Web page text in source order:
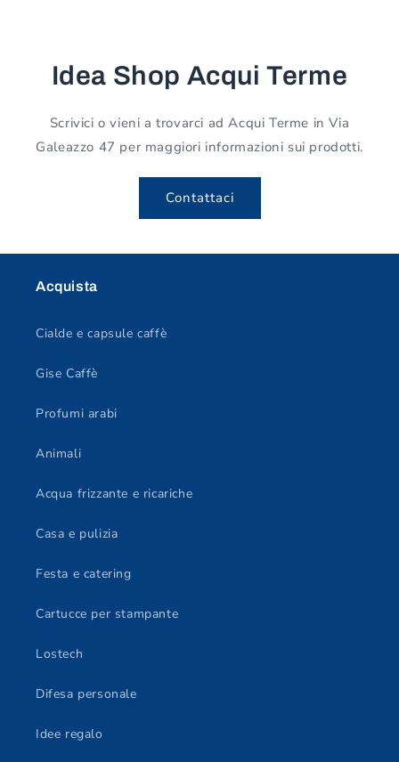
Idea Shop Acqui Terme
Scrivici o vieni a trovarci ad Acqui Terme in Via
Galeazzo 47 per maggiori informazioni sui prodotti.
Contattaci
Acquista
Cialde e capsule caffè
Gise Caffè
Profumi arabi
Animali
Acqua frizzante e ricariche
Casa e pulizia
Festa e catering
Cartucce per stampante
Lostech
Difesa personale
Idee regalo